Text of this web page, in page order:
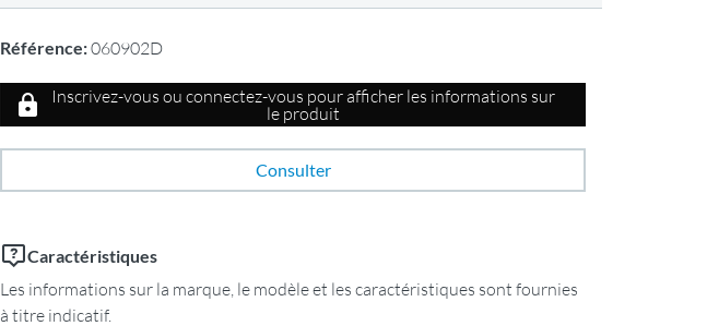
Référence:060902D
Inscrivez-vous ou connectez-vous pour afficher les informations sur
le produit
Consulter
Caractéristiques
Les informations sur la marque, le modèle et les caractéristiques sont fournies
à titre indicatif.